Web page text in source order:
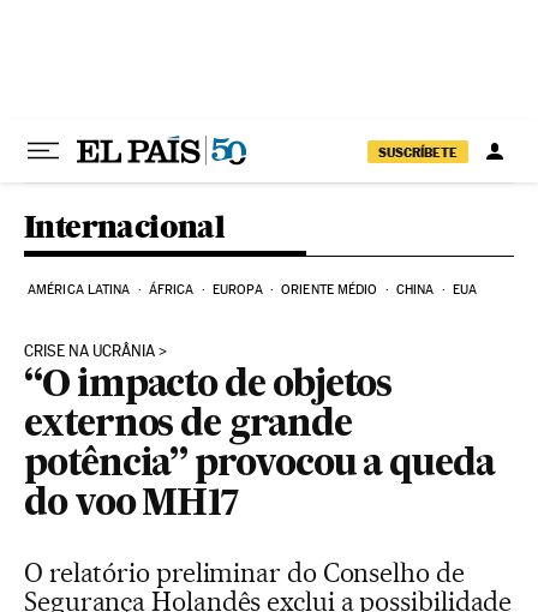
SUSCRÍBETE
Internacional
AMÉRICA LATINA ÁFRICA EUROPA ORIENTE MÉDIO CHINA EUA
CRISE NA UCRÂNIA
“O impacto de objetos
externos de grande
potência” provocou a queda
do voo MH17
O relatório preliminar do Conselho de
Segurança Holandês exclui a possibilidade